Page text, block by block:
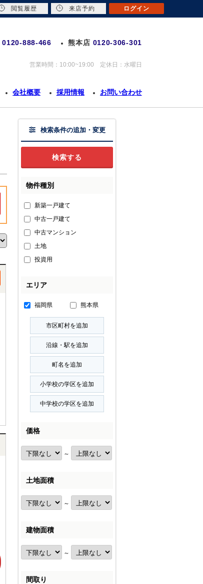
0120-888-466 熊本店 0120-306-301
営業時間：10:00~19:00 定休日：水曜日
会社概要 採用情報 お問い合わせ
検索条件の追加・変更
物件種別
新築一戸建て
中古一戸建て
中古マンション
土地
投資用
エリア
福岡県 熊本県
価格
～
土地面積
～
建物面積
～
間取り
閲覧履歴 来店予約 ログイン